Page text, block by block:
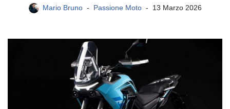
Mario Bruno Passione Moto 13 Marzo 2026